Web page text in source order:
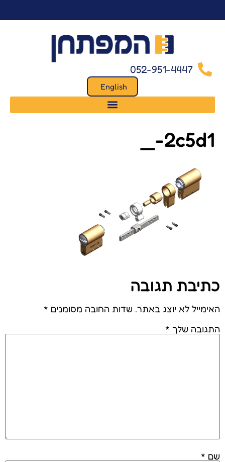
052-951-4447
English
2c5d1-_
כתיבת תגובה
האימייל לא יוצג באתר. שדות החובה מסומנים *
התגובה שלך *
שם *